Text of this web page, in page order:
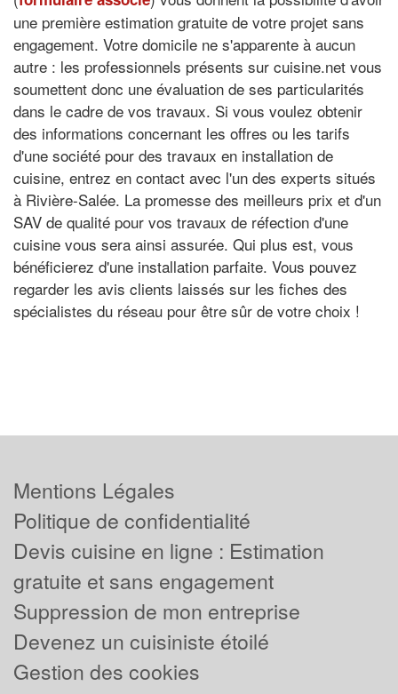
une première estimation gratuite de votre projet sans
engagement. Votre domicile ne s'apparente à aucun
autre : les professionnels présents sur cuisine.net vous
soumettent donc une évaluation de ses particularités
dans le cadre de vos travaux. Si vous voulez obtenir
des informations concernant les offres ou les tarifs
d'une société pour des travaux en installation de
cuisine, entrez en contact avec l'un des experts situés
à Rivière-Salée. La promesse des meilleurs prix et d'un
SAV de qualité pour vos travaux de réfection d'une
cuisine vous sera ainsi assurée. Qui plus est, vous
bénéficierez d'une installation parfaite. Vous pouvez
regarder les avis clients laissés sur les fiches des
spécialistes du réseau pour être sûr de votre choix !
Mentions Légales
Politique de confidentialité
Devis cuisine en ligne : Estimation
gratuite et sans engagement
Suppression de mon entreprise
Devenez un cuisiniste étoilé
Gestion des cookies